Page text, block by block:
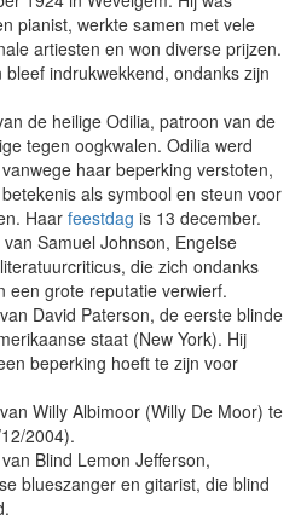
pianist, werkte samen met vele
artiesten en won diverse prijzen.
indrukwekkend, ondanks zijn
de heilige Odilia, patroon van de
tegen oogkwalen. Odilia werd
haar beperking verstoten,
als symbool en steun voor
Haar feestdag is 13 december.
Samuel Johnson, Engelse
die zich ondanks
een grote reputatie verwierf.
David Paterson, de eerste blinde
staat (New York). Hij
beperking hoeft te zijn voor
Willy Albimoor (Willy De Moor) te
2004).
Blind Lemon Jefferson,
blueszanger en gitarist, die blind